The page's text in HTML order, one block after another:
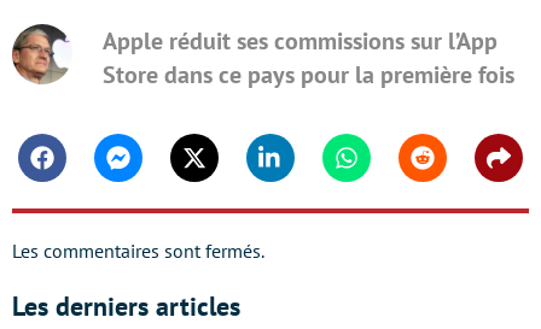
Apple réduit ses commissions sur l’App
Store dans ce pays pour la première fois
FacebookMessengerTwitter Linkedin WhatsappReddit
Les commentaires sont fermés.
Les derniers articles